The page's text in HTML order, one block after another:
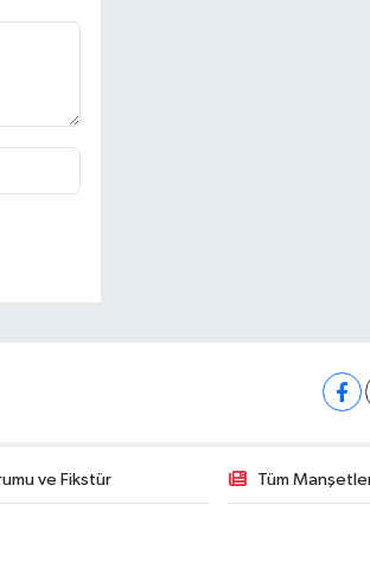
ve Fikstür Tüm